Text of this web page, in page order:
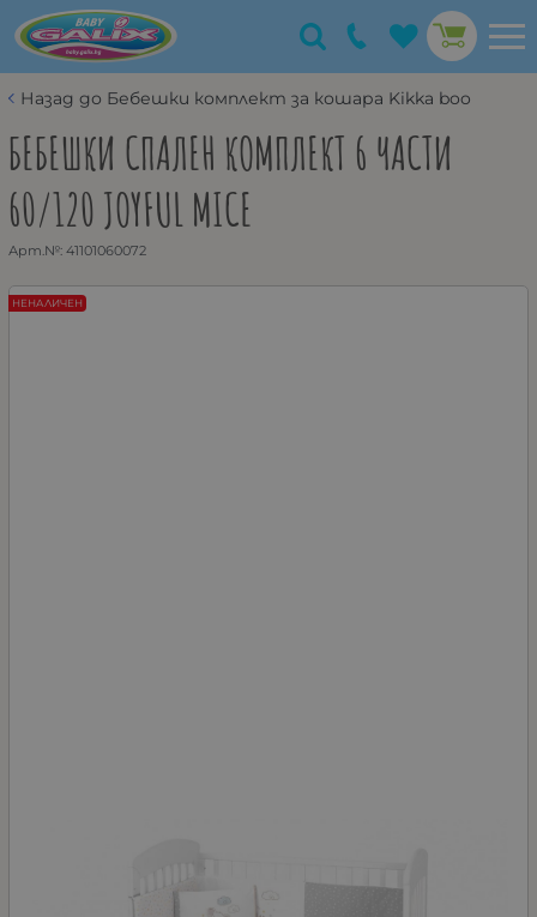
Назад до Бебешки комплект за кошара Kikka boo
БЕБЕШКИ СПАЛЕН КОМПЛЕКТ 6 ЧАСТИ
60/120 JOYFUL MICE
Арт.№: 41101060072
НЕНАЛИЧЕН